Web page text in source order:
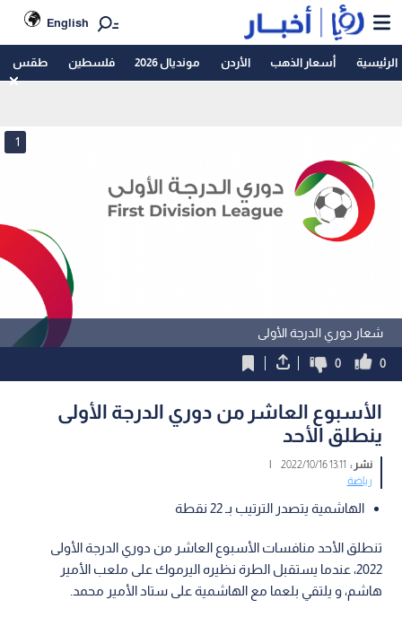
English
الرئيسية أسعار الذهب الأردن مونديال 2026 فلسطين طقس
شعار دوري الدرجة الأولى
1
0
0
الأسبوع العاشر من دوري الدرجة الأولى
ينطلق الأحد
نشر : 13:11 2022/10/16
|
رياضة
الهاشمية يتصدر الترتيب بـ 22 نقطة
تنطلق الأحد منافسات الأسبوع العاشر من دوري الدرجة الأولى
2022، عندما يستقبل الطرة نظيره اليرموك على ملعب الأمير
هاشم، و يلتقي بلعما مع الهاشمية على ستاد الأمير محمد.